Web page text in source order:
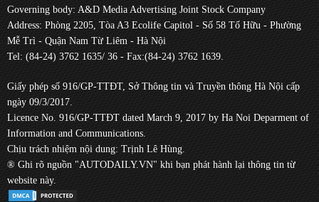
Governing body: A&D Media Advertising Joint Stock Company
Address: Phòng 2205, Tòa A3 Ecolife Capitol - Số 58 Tố Hữu - Phường
Mễ Trì - Quận Nam Từ Liêm - Hà Nội
Tel: (84-24) 3762 1635/ 36 - Fax:(84-24) 3762 1639.
Giấy phép số 916/GP-TTĐT, Sở Thông tin và Truyền thông Hà Nội cấp
ngày 09/3/2017.
Licence No. 916/GP-TTĐT dated March 9, 2017 by Ha Noi Deparment of
Information and Communications.
Chịu trách nhiệm nội dung: Trịnh Lê Hùng.
® Ghi rõ nguồn "AUTODAILY.VN" khi bạn phát hành lại thông tin từ
website này.